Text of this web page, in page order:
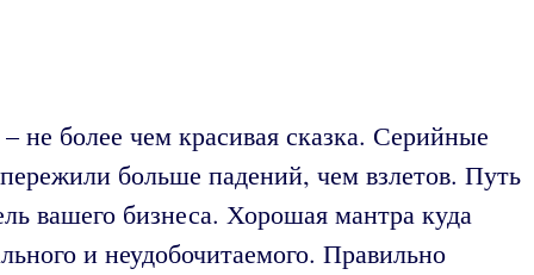
не более чем красивая сказка. Серийные
больше падений, чем взлетов. Путь
вашего бизнеса. Хорошая мантра куда
и неудобочитаемого. Правильно